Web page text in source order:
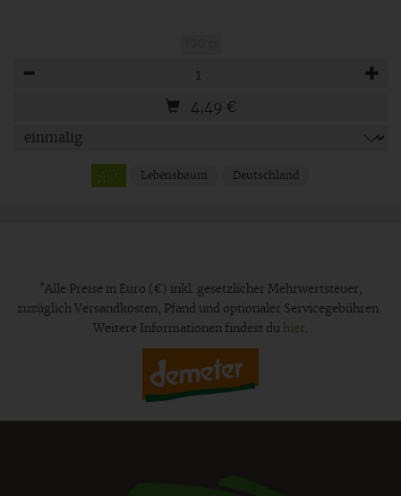
4,49 €
Lebensbaum Deutschland
*Alle Preise in Euro (€) inkl. gesetzlicher Mehrwertsteuer,
zuzüglich Versandkosten, Pfand und optionaler Servicegebühren.
Weitere Informationen findest du hier.